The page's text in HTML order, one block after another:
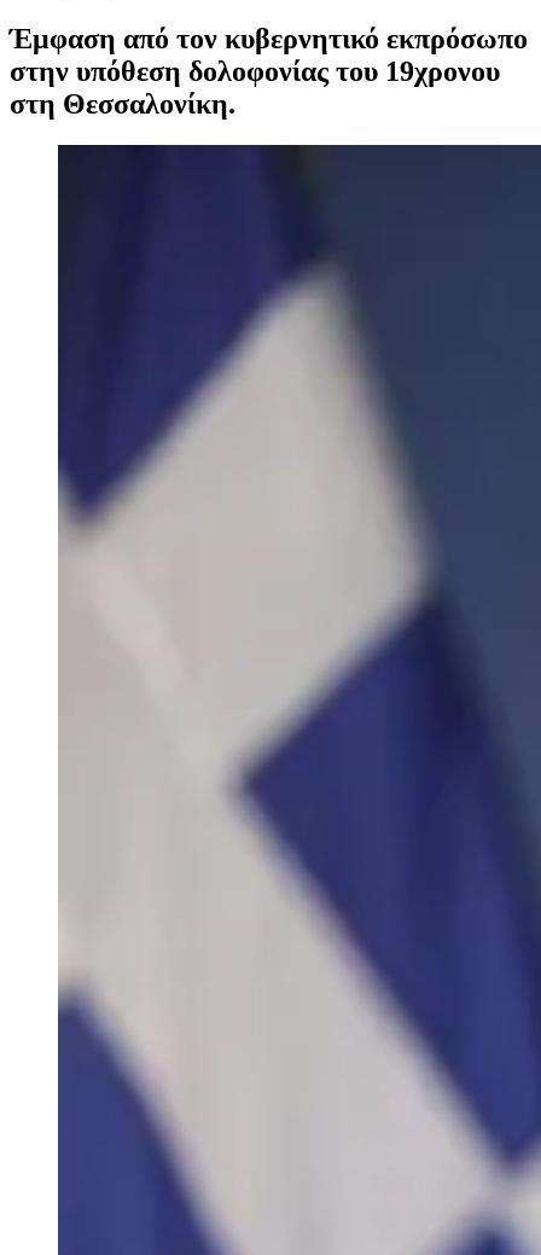
Έμφαση από τον κυβερνητικό εκπρόσωπο
στην υπόθεση δολοφονίας του 19χρονου
στη Θεσσαλονίκη.